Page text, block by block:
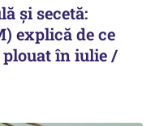
și secetă:
explică de ce
plouat în iulie /